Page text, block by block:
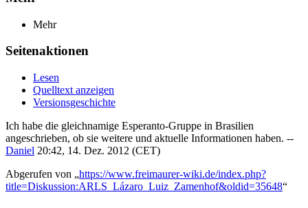
Mehr
Seitenaktionen
Lesen
Quelltext anzeigen
Versionsgeschichte
Ich habe die gleichnamige Esperanto-Gruppe in Brasilien
angeschrieben, ob sie weitere und aktuelle Informationen haben. --
Daniel 20:42, 14. Dez. 2012 (CET)
Abgerufen von „https://www.freimaurer-wiki.de/index.php?
title=Diskussion:ARLS_Lázaro_Luiz_Zamenhof&oldid=35648“